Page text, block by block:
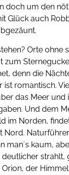
doch um den
Glück auch
Orte
zum
denn die
ist romantisch.
das Meer
Und dem
im Norden,
Nord.
man´s kaum,
der